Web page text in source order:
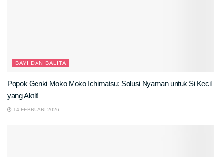
BAYI DAN BALITA
Popok Genki Moko Moko Ichimatsu: Solusi Nyaman untuk Si Kecil
yang Aktif!
14 FEBRUARI 2026